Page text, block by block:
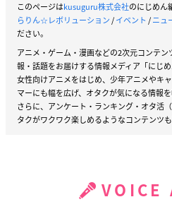
このページはkusuguru株式会社のにじめん
らりん☆レボリューション/イベント /ニュ
ださい。
アニメ・ゲーム・漫画などの2次元コンテ
報・話題をお届けする情報メディア「にじめ
女性向けアニメをはじめ、少年アニメやキ
マーにも幅を広げ、オタクが気になる情報
さらに、アンケート・ランキング・オタ活
タクがワクワク楽しめるようなコンテンツも
VOICE